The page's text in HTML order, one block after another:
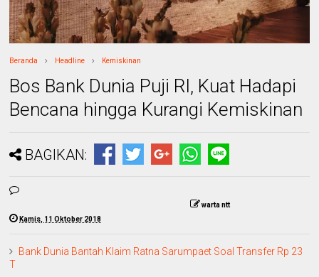
Beranda Headline Kemiskinan
Bos Bank Dunia Puji RI, Kuat Hadapi
Bencana hingga Kurangi Kemiskinan
BAGIKAN:
warta ntt
Kamis, 11 Oktober 2018
Bank Dunia Bantah Klaim Ratna Sarumpaet Soal Transfer Rp 23
T